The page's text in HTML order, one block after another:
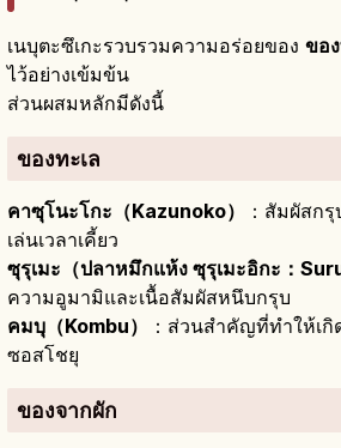
เนบุตะซึเกะรวบรวมความอร่อยของ ขอ
ไว้อย่างเข้มข้น
ส่วนผสมหลักมีดังนี้
ของทะเล
คาซุโนะโกะ（Kazunoko）
：สัมผัสก
เล่นเวลาเคี้ยว
ซุรุเมะ（ปลาหมึกแห้ง ซุรุเมะอิกะ：
ความอูมามิและเนื้อสัมผัสหนึบกรุบ
คมบุ（Kombu）
：ส่วนสำคัญที่ทำให้เ
ซอสโชยุ
ของจากผัก